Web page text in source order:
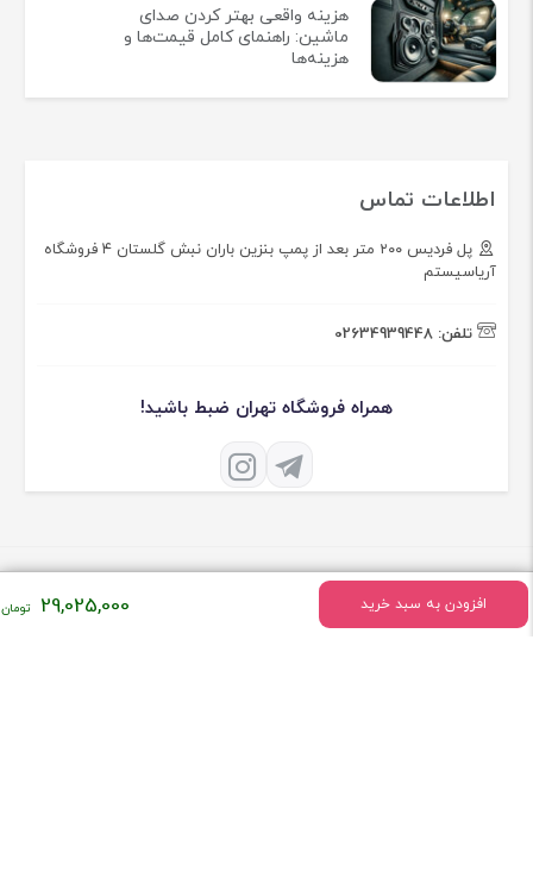
افزودن به سبد خرید 29,025,000
هزینه واقعی بهتر کردن صدای
ماشین: راهنمای کامل قیمت‌ها و
هزینه‌ها
اطلاعات تماس
پل فردیس ۲۰۰ متر بعد از پمپ بنزین باران نبش گلستان ۴ فروشگاه
آریاسیستم
تلفن: 02634939448
همراه فروشگاه تهران ضبط باشید!
درباره فروشگاه تهران ضبط